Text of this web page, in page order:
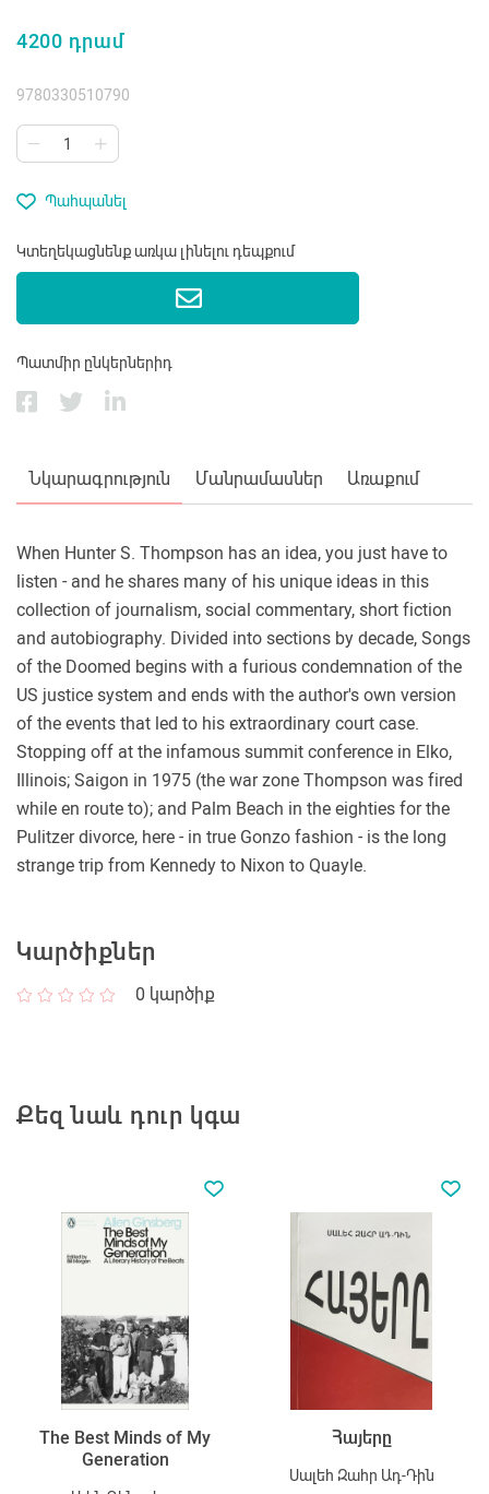
4200 դրամ
9780330510790
Պահպանել
Կտեղեկացնենք առկա լինելու դեպքում
Պատմիր ընկերներիդ
Նկարագրություն Մանրամասներ Առաքում
When Hunter S. Thompson has an idea, you just have to
listen - and he shares many of his unique ideas in this
collection of journalism, social commentary, short fiction
and autobiography. Divided into sections by decade, Songs
of the Doomed begins with a furious condemnation of the
US justice system and ends with the author's own version
of the events that led to his extraordinary court case.
Stopping off at the infamous summit conference in Elko,
Illinois; Saigon in 1975 (the war zone Thompson was fired
while en route to); and Palm Beach in the eighties for the
Pulitzer divorce, here - in true Gonzo fashion - is the long
strange trip from Kennedy to Nixon to Quayle.
Կարծիքներ
0 կարծիք
Քեզ նաև դուր կգա
The Best Minds of My
Generation
Հայերը
Սալեհ Զահր Ադ-Դին